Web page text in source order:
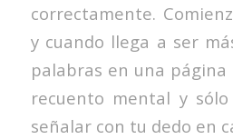
correctamente.
y cuando llega a ser
palabras en una página
recuento mental y
señalar con tu dedo en